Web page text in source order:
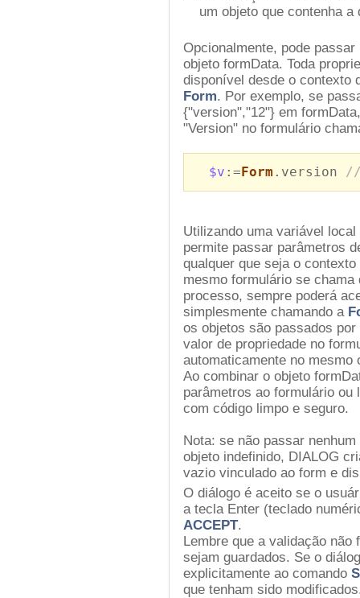
um objeto que contenha a
Opcionalmente, pode
objeto formData. Toda
disponível desde o contexto
Form. Por exemplo, se
{"version","12"} em
"Version" no formulário
$v := Form .version //
Utilizando uma variável
permite passar parâmetros
qualquer que seja o
mesmo formulário se
processo, sempre poderá
simplesmente chamando a
os objetos são passados
valor de propriedade no
automaticamente no mesmo
Ao combinar o objeto
parâmetros ao formulário ou
com código limpo e seguro.
Nota: se não passar
objeto indefinido, DIALOG
vazio vinculado ao form e
O diálogo é aceito se o
a tecla Enter (teclado
ACCEPT.
Lembre que a validação
sejam guardados. Se o
explicitamente ao comando
que tenham sido